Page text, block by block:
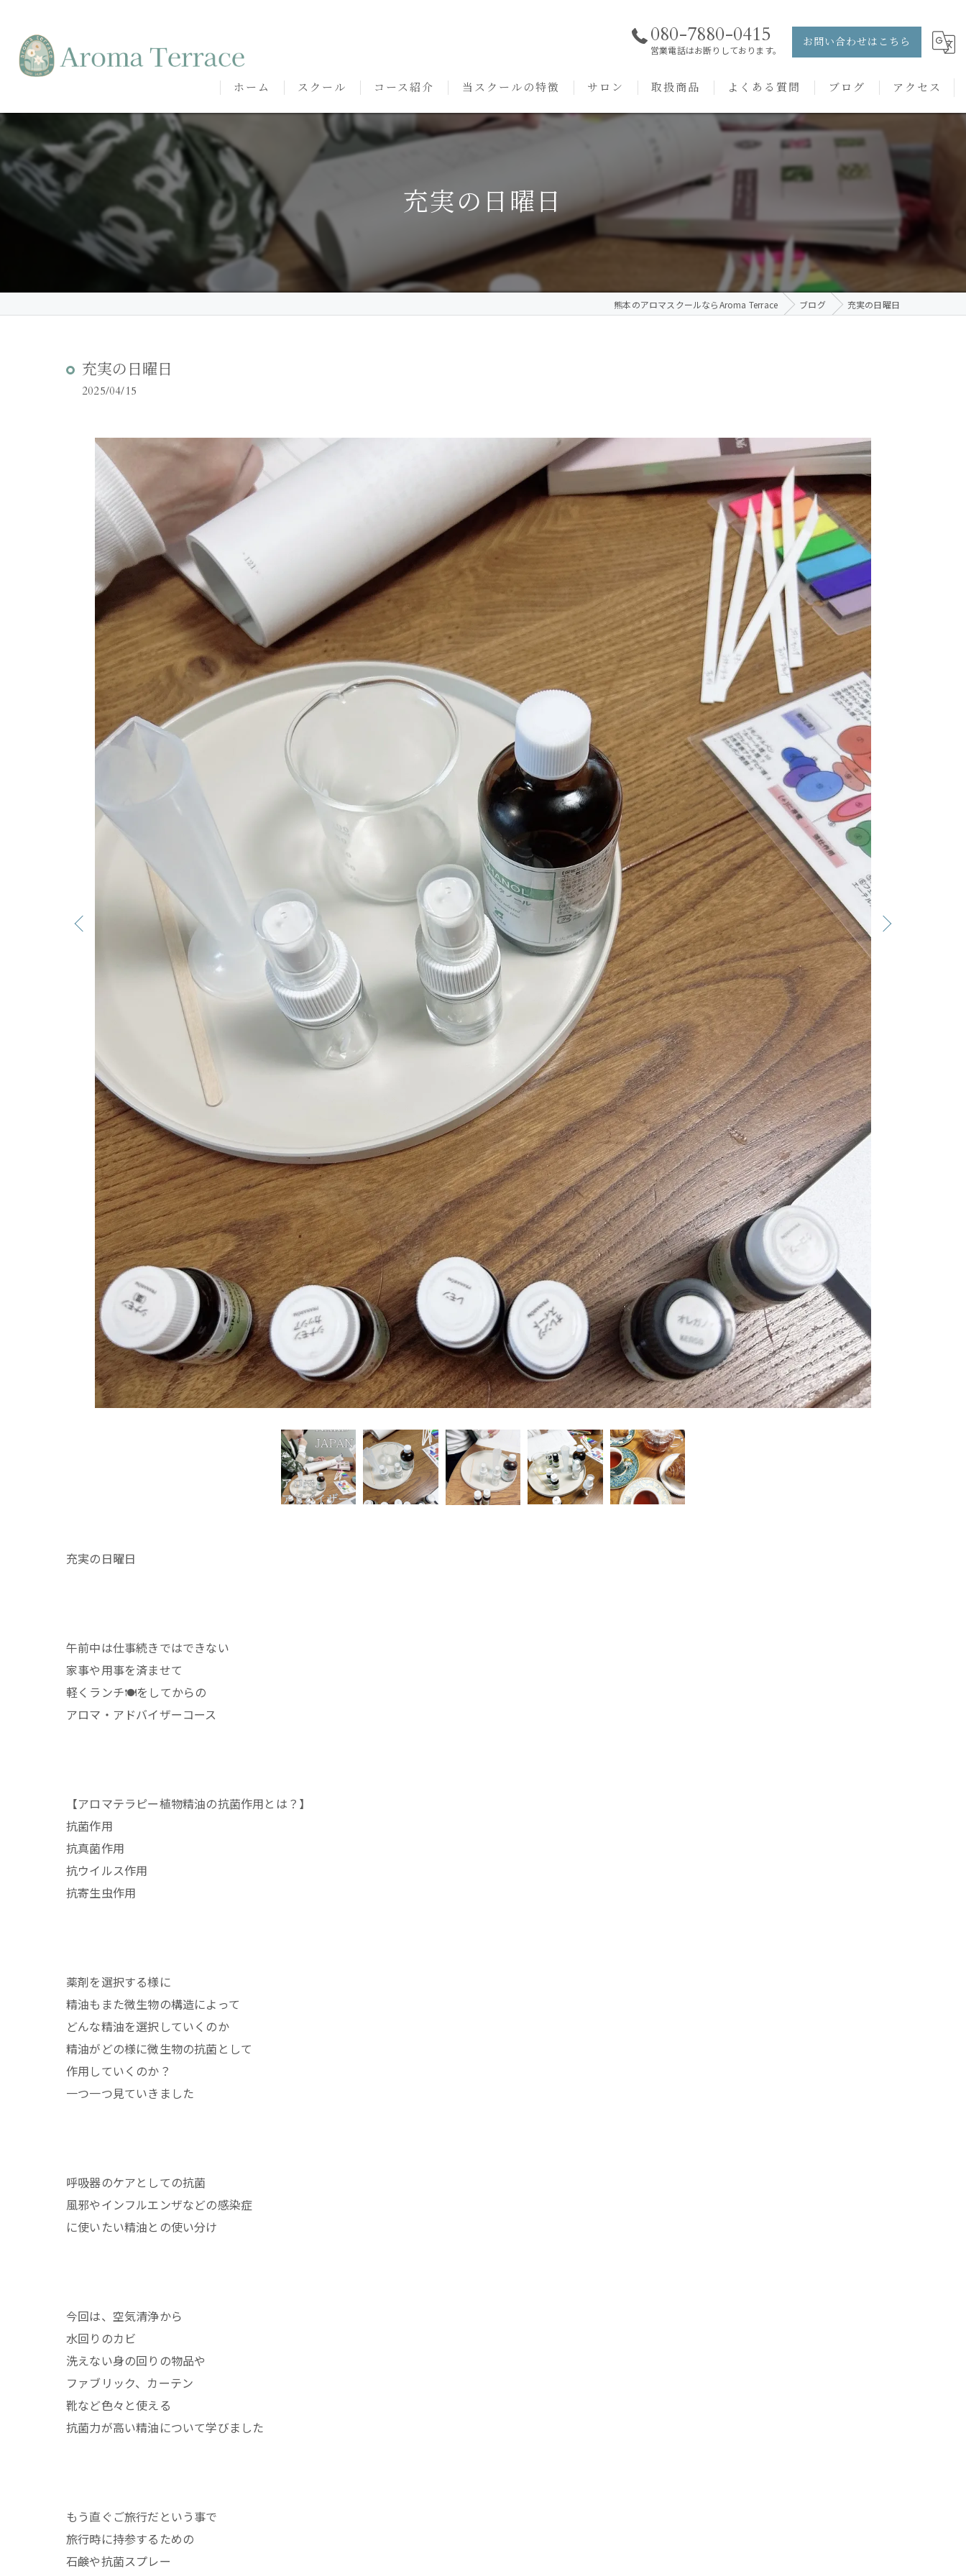
080-7880-0415
営業電話はお断りしております。
お問い合わせはこちら
ホーム スクール
熊本本校の特徴
熊本みゆき校の特徴
代表挨拶
講師紹介
卒講生の声
コース紹介
NARD JAPAN
アロマ・インストラクターコース
アロマ・セラピストコース
KACセラピスト
当スクールの特徴
資格
セルフメディケーション
ハンドマッサージ
オイル
サロン
施術事例
取扱商品
バッチフラワーレメディ
よくある質問 ブログ アクセス
充実の日曜日
熊本のアロマスクールならAroma Terrace ブログ 充実の日曜日
充実の日曜日
2025/04/15
充実の日曜日
午前中は仕事続きではできない
家事や用事を済ませて
軽くランチ🍽️をしてからの
アロマ・アドバイザーコース
【アロマテラピー植物精油の抗菌作用とは？】
抗菌作用
抗真菌作用
抗ウイルス作用
抗寄生虫作用
薬剤を選択する様に
精油もまた微生物の構造によって
どんな精油を選択していくのか
精油がどの様に微生物の抗菌として
作用していくのか？
一つ一つ見ていきました
呼吸器のケアとしての抗菌
風邪やインフルエンザなどの感染症
に使いたい精油との使い分け
今回は、空気清浄から
水回りのカビ
洗えない身の回りの物品や
ファブリック、カーテン
靴など色々と使える
抗菌力が高い精油について学びました
もう直ぐご旅行だという事で
旅行時に持参するための
石鹸や抗菌スプレー